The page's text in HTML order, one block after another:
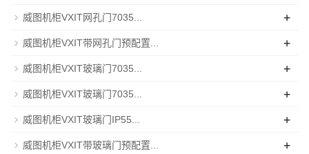
威图机柜VXIT网孔门7035... +
威图机柜VXIT带网孔门预配置... +
威图机柜VXIT玻璃门7035... +
威图机柜VXIT玻璃门7035... +
威图机柜VXIT玻璃门IP55... +
威图机柜VXIT带玻璃门预配置... +